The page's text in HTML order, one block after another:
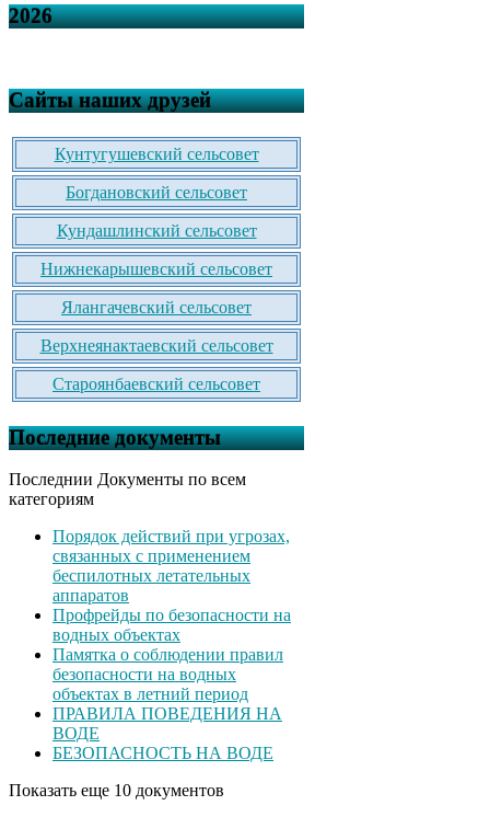
2026
Сайты наших друзей
Кунтугушевский сельсовет
Богдановский сельсовет
Кундашлинский сельсовет
Нижнекарышевский сельсовет
Ялангачевский сельсовет
Верхнеянактаевский сельсовет
Староянбаевский сельсовет
Последние документы
Последнии Документы по всем
категориям
Порядок действий при угрозах,
связанных с применением
беспилотных летательных
аппаратов
Профрейды по безопасности на
водных объектах
Памятка о соблюдении правил
безопасности на водных
объектах в летний период
ПРАВИЛА ПОВЕДЕНИЯ НА
ВОДЕ
БЕЗОПАСНОСТЬ НА ВОДЕ
Показать еще 10 документов